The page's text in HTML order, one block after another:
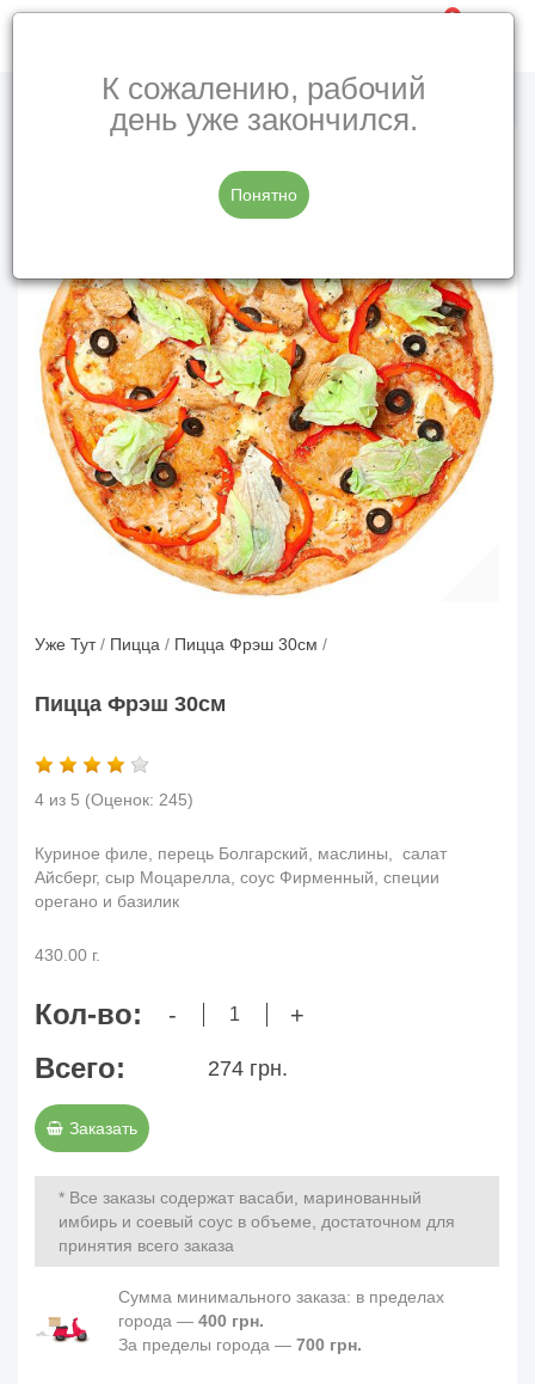
0
Уже Тут/ Пицца / Пицца Фрэш 30см /
Пицца Фрэш 30см
4 из 5 (Оценок: 245)
Куриное филе, перець Болгарский, маслины, салат
Айсберг, сыр Моцарелла, соус Фирменный, специи
орегано и базилик
430.00 г.
Кол-во: - +
Всего: 274 грн.
Заказать
* Все заказы содержат васаби, маринованный
имбирь и соевый соус в объеме, достаточном для
принятия всего заказа
Сумма минимального заказа: в пределах
города — 400 грн.
За пределы города — 700 грн.
К сожалению, рабочий
день уже закончился.
Понятно